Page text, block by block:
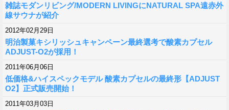
雑誌モダンリビング/MODERN LIVINGにNATURAL SPA遠赤外
線サウナが紹介
2012年02月29日
明治製菓キシリッシュキャンペーン最終選考で酸素カプセル
ADJUST-O2が採用！
2011年06月06日
低価格&ハイスペックモデル 酸素カプセルの最終形【ADJUST
O2】正式販売開始！
2011年03月03日